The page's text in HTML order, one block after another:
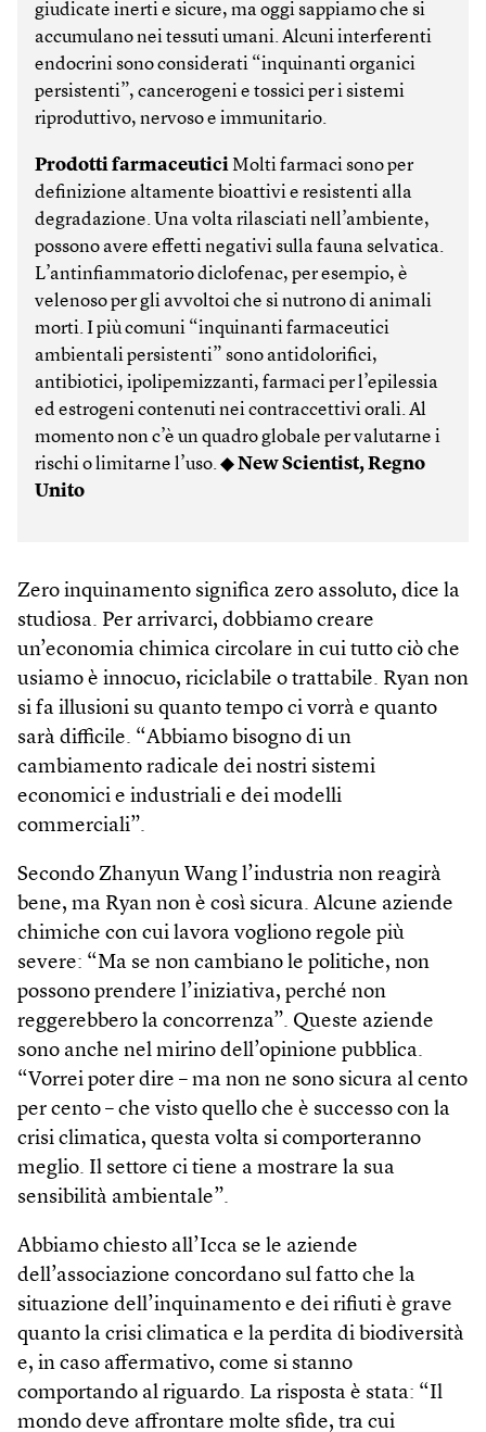
giudicate inerti e sicure, ma oggi sappiamo che si
accumulano nei tessuti umani. Alcuni interferenti
endocrini sono considerati “inquinanti organici
persistenti”, cancerogeni e tossici per i sistemi
riproduttivo, nervoso e immunitario.
Prodotti farmaceuticiMolti farmaci sono per
definizione altamente bioattivi e resistenti alla
degradazione. Una volta rilasciati nell’ambiente,
possono avere effetti negativi sulla fauna selvatica.
L’antinfiammatorio diclofenac, per esempio, è
velenoso per gli avvoltoi che si nutrono di animali
morti. I più comuni “inquinanti farmaceutici
ambientali persistenti” sono antidolorifici,
antibiotici, ipolipemizzanti, farmaci per l’epilessia
ed estrogeni contenuti nei contraccettivi orali. Al
momento non c’è un quadro globale per valutarne i
rischi o limitarne l’uso. ◆New Scientist, Regno
Unito
Zero inquinamento significa zero assoluto, dice la
studiosa. Per arrivarci, dobbiamo creare
un’economia chimica circolare in cui tutto ciò che
usiamo è innocuo, riciclabile o trattabile. Ryan non
si fa illusioni su quanto tempo ci vorrà e quanto
sarà difficile. “Abbiamo bisogno di un
cambiamento radicale dei nostri sistemi
economici e industriali e dei modelli
commerciali”.
Secondo Zhanyun Wang l’industria non reagirà
bene, ma Ryan non è così sicura. Alcune aziende
chimiche con cui lavora vogliono regole più
severe: “Ma se non cambiano le politiche, non
possono prendere l’iniziativa, perché non
reggerebbero la concorrenza”. Queste aziende
sono anche nel mirino dell’opinione pubblica.
“Vorrei poter dire – ma non ne sono sicura al cento
per cento – che visto quello che è successo con la
crisi climatica, questa volta si comporteranno
meglio. Il settore ci tiene a mostrare la sua
sensibilità ambientale”.
Abbiamo chiesto all’Icca se le aziende
dell’associazione concordano sul fatto che la
situazione dell’inquinamento e dei rifiuti è grave
quanto la crisi climatica e la perdita di biodiversità
e, in caso affermativo, come si stanno
comportando al riguardo. La risposta è stata: “Il
mondo deve affrontare molte sfide, tra cui